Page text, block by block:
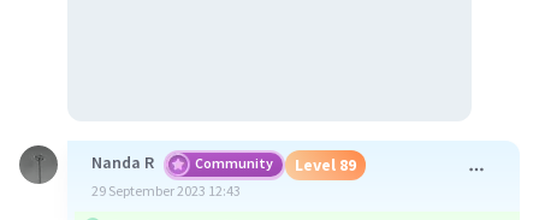
Nanda R Community Level 89
29 September 2023 12:43